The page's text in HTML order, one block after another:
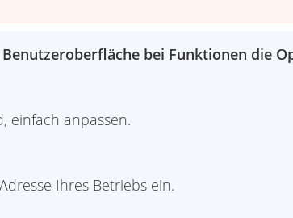
bei Funktionen die
einfach anpassen.
Ihres Betriebs ein.